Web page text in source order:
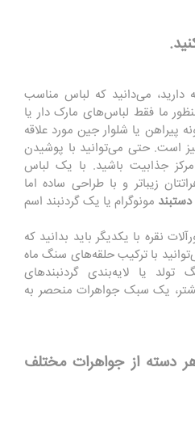
دارید، می‌دانید که لباس مناسب
ما فقط لباس‌های مارک دار یا
پیراهن یا شلوار جین مورد علاقه
است. حتی می‌توانید با پوشیدن
جذابیت باشید. با یک لباس
زیباتر و با طراحی ساده اما
دستبند مونوگرام یا یک گردنبند اسم
نقره با یکدیگر باید بدانید که
با ترکیب حلقه‌های سنگ ماه
یا لایه‌بندی گردنبندهای
یک سبک جواهرات منحصر به
دسته از جواهرات مختلف